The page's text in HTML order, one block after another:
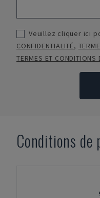
Veuillez cliquer ici
CONFIDENTIALITÉ,
TERMES ET CONDITIONS
Conditions de